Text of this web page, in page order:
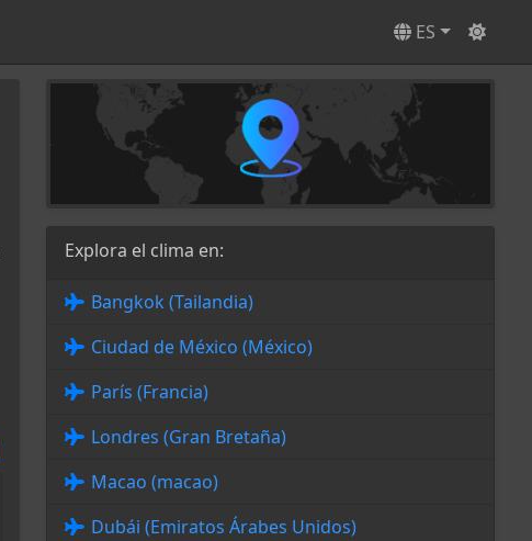
ES
Explora el clima en:
Bangkok (Tailandia)
Ciudad de México (México)
París (Francia)
Londres (Gran Bretaña)
Macao (macao)
Dubái (Emiratos Árabes Unidos)